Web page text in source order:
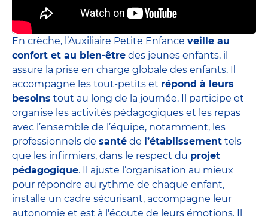
En crèche, l’Auxiliaire Petite Enfance veille au
confort et au bien-être des jeunes enfants, il
assure la prise en charge globale des enfants. Il
accompagne les tout-petits et répond à leurs
besoins tout au long de la journée. Il participe et
organise les activités pédagogiques et les repas
avec l’ensemble de l’équipe, notamment, les
professionnels de santé de l’établissement tels
que les infirmiers, dans le respect du projet
pédagogique. Il ajuste l’organisation au mieux
pour répondre au rythme de chaque enfant,
installe un cadre sécurisant, accompagne leur
autonomie et est à l'écoute de leurs émotions. Il